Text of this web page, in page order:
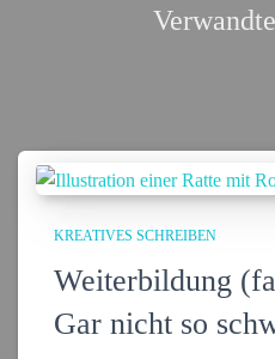
KREATIVES SCHREIBEN
Weiterbildung
Gar nicht so